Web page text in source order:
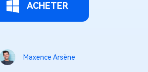
ACHETER
Maxence Arsène